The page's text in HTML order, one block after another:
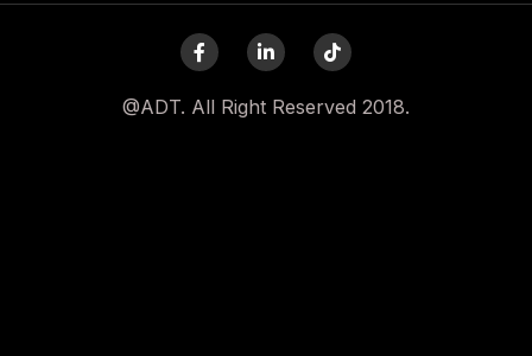
@ADT. All Right Reserved 2018.